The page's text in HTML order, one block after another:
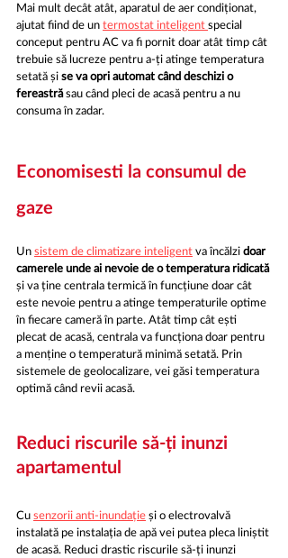
Mai mult decât atât, aparatul de aer condiționat,
ajutat fiind de un termostat inteligent special
conceput pentru AC va fi pornit doar atât timp cât
trebuie să lucreze pentru a-ți atinge temperatura
setată și se va opri automat când deschizi o
fereastră sau când pleci de acasă pentru a nu
consuma în zadar.
Economisesti la consumul de
gaze
Un sistem de climatizare inteligent va încălzi doar
camerele unde ai nevoie de o temperatura ridicată
și va ține centrala termică în funcțiune doar cât
este nevoie pentru a atinge temperaturile optime
în fiecare cameră în parte. Atât timp cât ești
plecat de acasă, centrala va funcționa doar pentru
a menține o temperatură minimă setată. Prin
sistemele de geolocalizare, vei găsi temperatura
optimă când revii acasă.
Reduci riscurile să-ți inunzi
apartamentul
Cu senzorii anti-inundație și o electrovalvă
instalată pe instalația de apă vei putea pleca liniștit
de acasă. Reduci drastic riscurile să-ți inunzi